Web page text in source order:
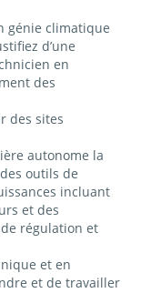
génie climatique
d’une
en
des
des sites
autonome la
outils de
incluant
et des
régulation et
et en
et de travailler